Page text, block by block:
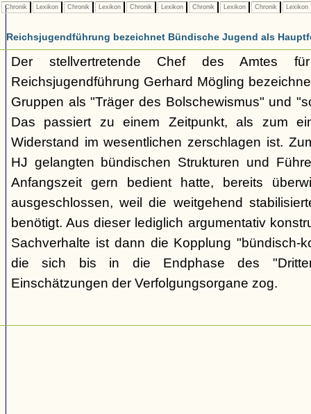
Chronik Lexikon Chronik Lexikon Chronik Lexikon Chronik Lexikon Chronik Lexikon
Reichsjugendführung bezeichnet Bündische Jugend als
Der stellvertretende Chef des Amtes
Reichsjugendführung Gerhard Mögling
Gruppen als "Träger des Bolschewismus" und
Das passiert zu einem Zeitpunkt, als zum
Widerstand im wesentlichen zerschlagen ist.
HJ gelangten bündischen Strukturen und
Anfangszeit gern bedient hatte, bereits
ausgeschlossen, weil die weitgehend
benötigt. Aus dieser lediglich argumentativ
Sachverhalte ist dann die Kopplung "bündisch-
die sich bis in die Endphase des
Einschätzungen der Verfolgungsorgane zog.